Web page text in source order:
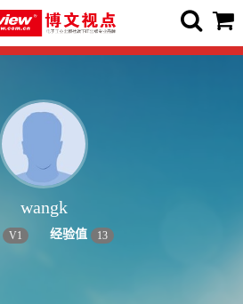
wangk
V1 经验值 13